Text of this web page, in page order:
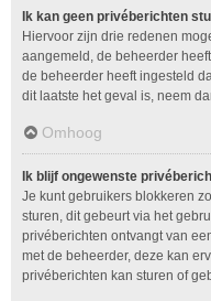
Ik kan geen privéberichten
Hiervoor zijn drie redenen
aangemeld, de beheerder
de beheerder heeft ingesteld
dit laatste het geval is, neem
Omhoog
Ik blijf ongewenste
Je kunt gebruikers blokkeren
sturen, dit gebeurt via het
privéberichten ontvangt van
met de beheerder, deze kan
privéberichten kan sturen of